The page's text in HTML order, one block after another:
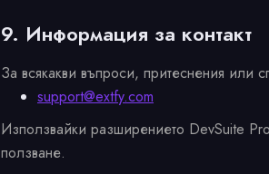
9. Информация за контакт
За всякакви въпроси, притеснения или
support@extfy.com
Използвайки разширението DevSuite
ползване.